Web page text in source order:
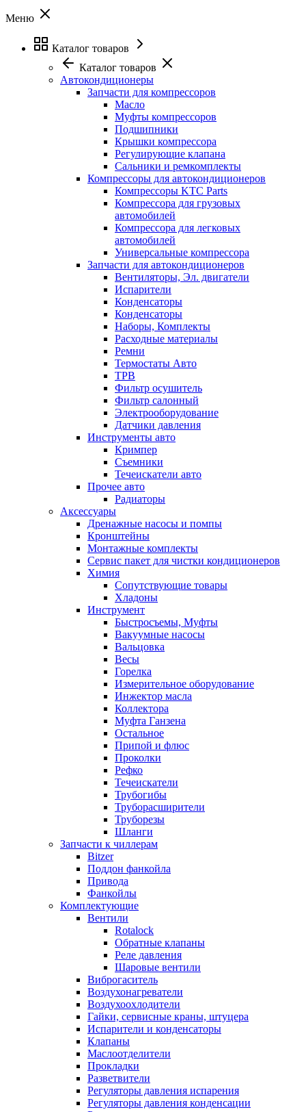
Меню
Каталог товаров
Каталог товаров
Автокондиционеры
Запчасти для компрессоров
Масло
Муфты компрессоров
Подшипники
Крышки компрессора
Регулирующие клапана
Сальники и ремкомплекты
Компрессоры для автокондиционеров
Компрессоры KTC Parts
Компрессора для грузовых
автомобилей
Компрессора для легковых
автомобилей
Универсальные компрессора
Запчасти для автокондиционеров
Вентиляторы, Эл. двигатели
Испарители
Конденсаторы
Конденсаторы
Наборы, Комплекты
Расходные материалы
Ремни
Термостаты Авто
ТРВ
Фильтр осушитель
Фильтр салонный
Электрооборудование
Датчики давления
Инструменты авто
Кримпер
Съемники
Течеискатели авто
Прочее авто
Радиаторы
Аксессуары
Дренажные насосы и помпы
Кронштейны
Монтажные комплекты
Сервис пакет для чистки кондиционеров
Химия
Сопутствующие товары
Хладоны
Инструмент
Быстросъемы, Муфты
Вакуумные насосы
Вальцовка
Весы
Горелка
Измерительное оборудование
Инжектор масла
Коллектора
Муфта Ганзена
Остальное
Припой и флюс
Проколки
Рефко
Течеискатели
Трубогибы
Труборасширители
Труборезы
Шланги
Запчасти к чиллерам
Bitzer
Поддон фанкойла
Привода
Фанкойлы
Комплектующие
Вентили
Rotalock
Обратные клапаны
Реле давления
Шаровые вентили
Виброгаситель
Воздухонагреватели
Воздухоохлодители
Гайки, сервисные краны, штуцера
Испарители и конденсаторы
Клапаны
Маслоотделители
Прокладки
Разветвители
Регуляторы давления испарения
Регуляторы давления конденсации